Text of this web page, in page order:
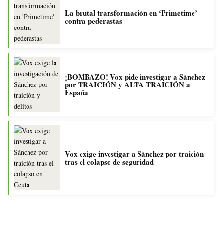
La brutal transformación en ‘Primetime’
contra pederastas
¡BOMBAZO! Vox pide investigar a Sánchez
por TRAICIÓN y ALTA TRAICIÓN a
España
Vox exige investigar a Sánchez por traición
tras el colapso de seguridad